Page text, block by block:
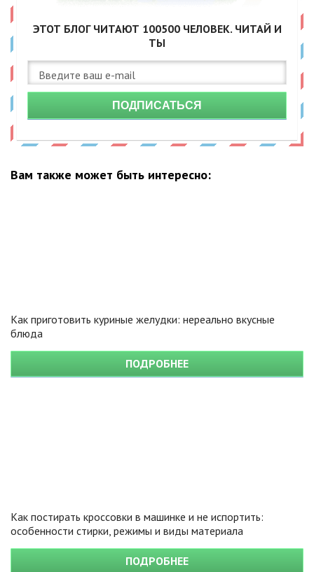
ЭТОТ БЛОГ ЧИТАЮТ 100500ЧЕЛОВЕК. ЧИТАЙ И
ТЫ
ПОДПИСАТЬСЯ
Вам также может быть интересно:
Как приготовить куриные желудки: нереально вкусные
блюда
ПОДРОБНЕЕ
Как постирать кроссовки в машинке и не испортить:
особенности стирки, режимы и виды материала
ПОДРОБНЕЕ